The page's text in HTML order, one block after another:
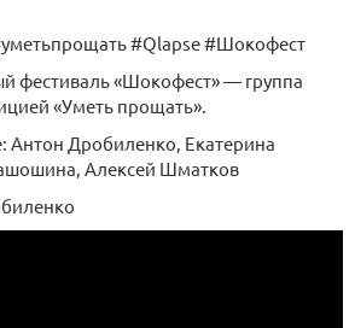
#Qlapse #Шокофест
фестиваль «Шокофест» — группа
«Уметь прощать».
Антон Дробиленко, Екатерина
Алексей Шматков